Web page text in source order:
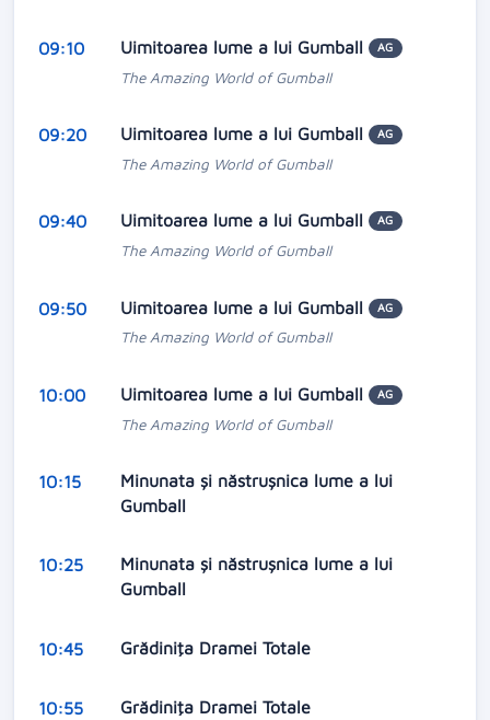
09:10 Uimitoarea lume a lui Gumball AG
The Amazing World of Gumball
09:20 Uimitoarea lume a lui Gumball AG
The Amazing World of Gumball
09:40 Uimitoarea lume a lui Gumball AG
The Amazing World of Gumball
09:50 Uimitoarea lume a lui Gumball AG
The Amazing World of Gumball
10:00 Uimitoarea lume a lui Gumball AG
The Amazing World of Gumball
10:15
Minunata și năstrușnica lume a lui
Gumball
10:25
Minunata și năstrușnica lume a lui
Gumball
10:45 Grădiniţa Dramei Totale
10:55 Grădiniţa Dramei Totale